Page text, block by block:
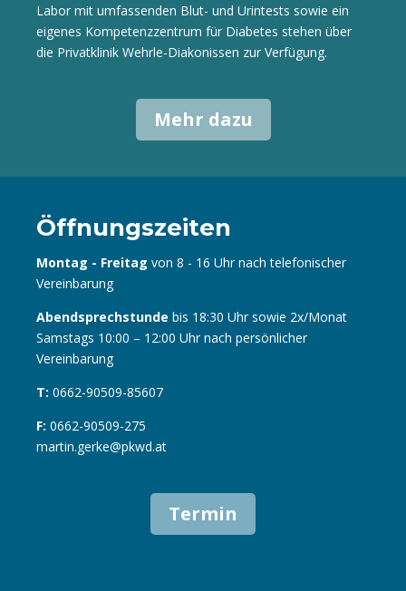
Labor mit umfassenden Blut- und Urintests sowie ein
eigenes Kompetenzzentrum für Diabetes stehen über
die Privatklinik Wehrle-Diakonissen zur Verfügung.
Mehr dazu
Öffnungszeiten
Montag - Freitag von 8 - 16 Uhr nach telefonischer
Vereinbarung
Abendsprechstunde bis 18:30 Uhr sowie 2x/Monat
Samstags 10:00 – 12:00 Uhr nach persönlicher
Vereinbarung
T: 0662-90509-85607
F: 0662-90509-275
martin.gerke@pkwd.at
Termin